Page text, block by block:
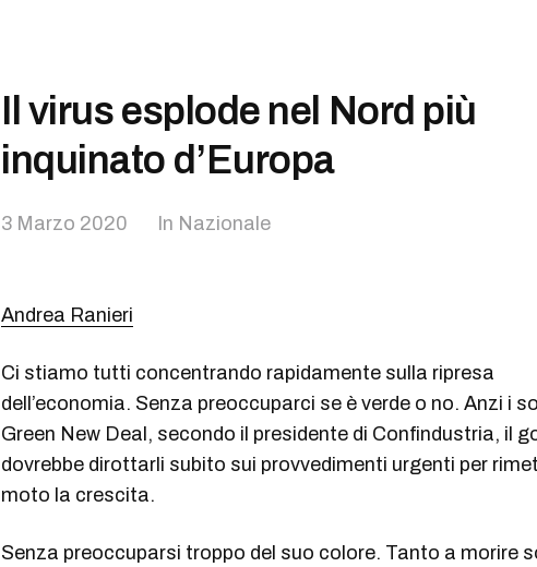
Il virus esplode nel Nord più
inquinato d’Europa
3 Marzo 2020 In Nazionale
Andrea Ranieri
Ci stiamo tutti concentrando rapidamente sulla ripresa
dell’economia. Senza preoccuparci se è verde o no. Anzi i
Green New Deal, secondo il presidente di Confindustria, il
dovrebbe dirottarli subito sui provvedimenti urgenti per
moto la crescita.
Senza preoccuparsi troppo del suo colore. Tanto a morire